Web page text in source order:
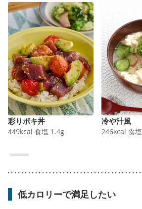
彩りポキ丼
449kcal 食塩 1.4g
冷や汁風
246kcal 食塩
低カロリーで満足したい